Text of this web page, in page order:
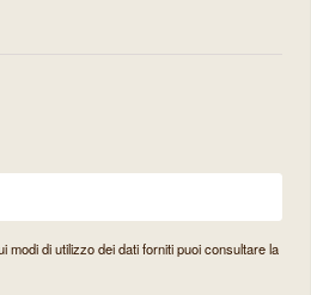
modi di utilizzo dei dati forniti puoi consultare la